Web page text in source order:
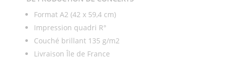
Format A2 (42 x 59,4 cm)
Impression quadri R°
Couché brillant 135 g/m2
Livraison Île de France